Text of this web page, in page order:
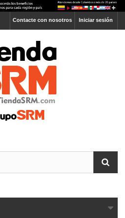
Iniciar sesión
Contacte con nosotros